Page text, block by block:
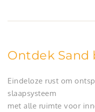
Ontdek Sand
Eindeloze rust om
slaapsysteem
met alle ruimte voor